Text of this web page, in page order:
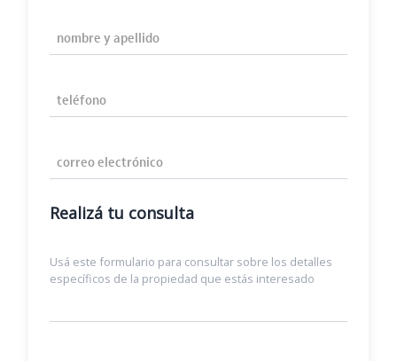
Realizá tu consulta